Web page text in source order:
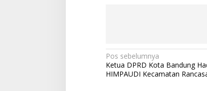
N
a
Pos sebelumnya
Ketua DPRD Kota Bandung
HIMPAUDI Kecamatan